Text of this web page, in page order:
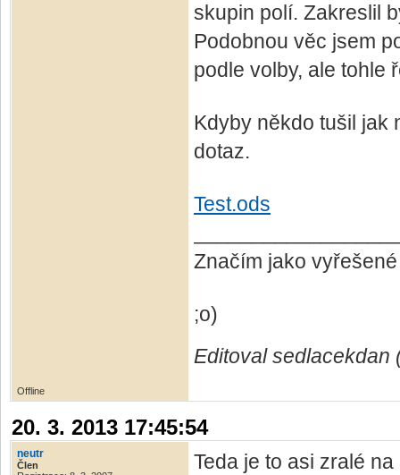
skupin polí. Zakreslil
Podobnou věc jsem
podle volby, ale tohle
Kdyby někdo tušil jak
dotaz.
Test.ods
Značím jako vyřešené
;o)
Editoval sedlacekdan
Offline
20. 3. 2013 17:45:54
neutr
Člen
Teda je to asi zralé